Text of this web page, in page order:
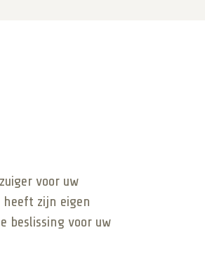
voor uw
zijn eigen
beslissing voor uw